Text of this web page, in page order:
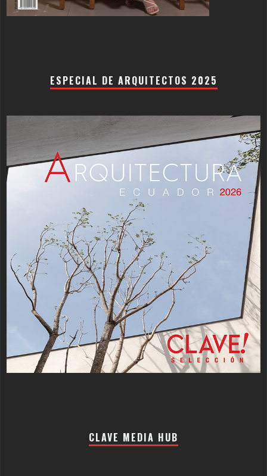
ESPECIAL DE ARQUITECTOS 2025
CLAVE MEDIA HUB